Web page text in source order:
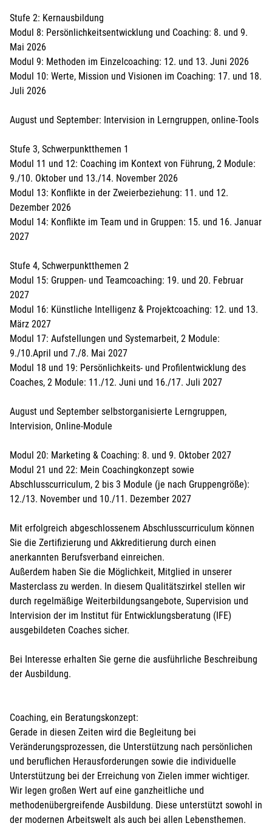
Stufe 2: Kernausbildung
Modul 8: Persönlichkeitsentwicklung und Coaching: 8. und 9.
Mai 2026
Modul 9: Methoden im Einzelcoaching: 12. und 13. Juni 2026
Modul 10: Werte, Mission und Visionen im Coaching: 17. und 18.
Juli 2026
August und September: Intervision in Lerngruppen, online-Tools
Stufe 3, Schwerpunktthemen 1
Modul 11 und 12: Coaching im Kontext von Führung, 2 Module:
9./10. Oktober und 13./14. November 2026
Modul 13: Konflikte in der Zweierbeziehung: 11. und 12.
Dezember 2026
Modul 14: Konflikte im Team und in Gruppen: 15. und 16. Januar
2027
Stufe 4, Schwerpunktthemen 2
Modul 15: Gruppen- und Teamcoaching: 19. und 20. Februar
2027
Modul 16: Künstliche Intelligenz & Projektcoaching: 12. und 13.
März 2027
Modul 17: Aufstellungen und Systemarbeit, 2 Module:
9./10.April und 7./8. Mai 2027
Modul 18 und 19: Persönlichkeits- und Profilentwicklung des
Coaches, 2 Module: 11./12. Juni und 16./17. Juli 2027
August und September selbstorganisierte Lerngruppen,
Intervision, Online-Module
Modul 20: Marketing & Coaching: 8. und 9. Oktober 2027
Modul 21 und 22: Mein Coachingkonzept sowie
Abschlusscurriculum, 2 bis 3 Module (je nach Gruppengröße):
12./13. November und 10./11. Dezember 2027
Mit erfolgreich abgeschlossenem Abschlusscurriculum können
Sie die Zertifizierung und Akkreditierung durch einen
anerkannten Berufsverband einreichen.
Außerdem haben Sie die Möglichkeit, Mitglied in unserer
Masterclass zu werden. In diesem Qualitätszirkel stellen wir
durch regelmäßige Weiterbildungsangebote, Supervision und
Intervision der im Institut für Entwicklungsberatung (IFE)
ausgebildeten Coaches sicher.
Bei Interesse erhalten Sie gerne die ausführliche Beschreibung
der Ausbildung.
Coaching, ein Beratungskonzept:
Gerade in diesen Zeiten wird die Begleitung bei
Veränderungsprozessen, die Unterstützung nach persönlichen
und beruflichen Herausforderungen sowie die individuelle
Unterstützung bei der Erreichung von Zielen immer wichtiger.
Wir legen großen Wert auf eine ganzheitliche und
methodenübergreifende Ausbildung. Diese unterstützt sowohl in
der modernen Arbeitswelt als auch bei allen Lebensthemen.